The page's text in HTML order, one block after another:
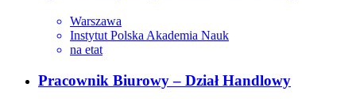
Warszawa
Instytut Polska Akademia Nauk
na etat
Pracownik Biurowy – Dział Handlowy